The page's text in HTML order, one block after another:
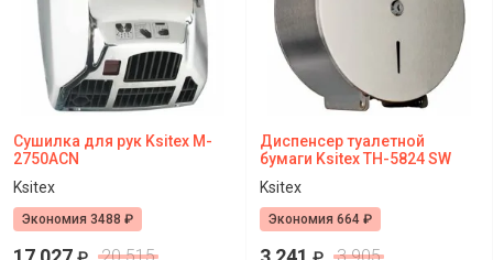
Сушилка для рук Ksitex M-
2750ACN
Ksitex
Экономия 3488 ₽
Диспенсер туалетной
бумаги Ksitex TH-5824 SW
Ksitex
Экономия 664 ₽